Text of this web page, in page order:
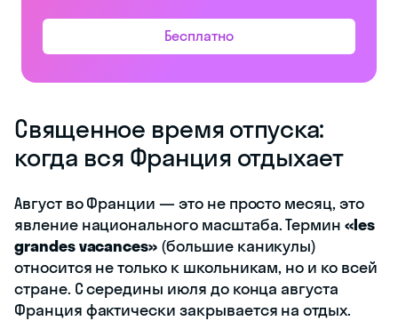
Бесплатно
Священное время отпуска:
когда вся Франция отдыхает
Август во Франции — это не просто месяц, это
явление национального масштаба. Термин«les
grandes vacances» (большие каникулы)
относится не только к школьникам, но и ко всей
стране. С середины июля до конца августа
Франция фактически закрывается на отдых.